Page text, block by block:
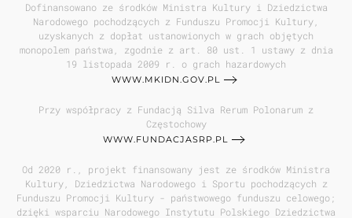
Dofinansowano ze środków Ministra Kultury i Dziedzictwa
Narodowego pochodzących z Funduszu Promocji Kultury,
uzyskanych z dopłat ustanowionych w grach objętych
monopolem państwa, zgodnie z art. 80 ust. 1 ustawy z dnia
19 listopada 2009 r. o grach hazardowych
WWW.MKIDN.GOV.PL
Przy współpracy z Fundacją Silva Rerum Polonarum z
Częstochowy
WWW.FUNDACJASRP.PL
Od 2020 r., projekt finansowany jest ze środków Ministra
Kultury, Dziedzictwa Narodowego i Sportu pochodzących z
Funduszu Promocji Kultury - państwowego funduszu celowego;
dzięki wsparciu Narodowego Instytutu Polskiego Dziedzictwa